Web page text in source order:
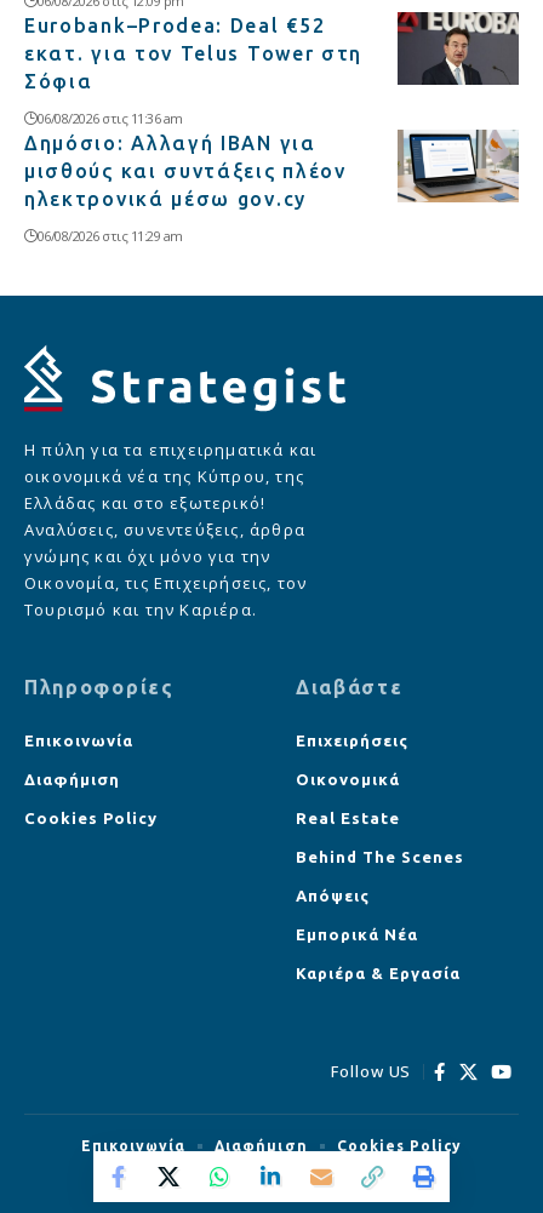
Eurobank–Prodea: Deal €52
εκατ. για τον Telus Tower στη
Σόφια
06/08/2026 στις 11:36 am
Δημόσιο: Αλλαγή IBAN για
μισθούς και συντάξεις πλέον
ηλεκτρονικά μέσω gov.cy
06/08/2026 στις 11:29 am
Η πύλη για τα επιχειρηματικά και
οικονομικά νέα της Κύπρου, της
Ελλάδας και στο εξωτερικό!
Αναλύσεις, συνεντεύξεις, άρθρα
γνώμης και όχι μόνο για την
Οικονομία, τις Επιχειρήσεις, τον
Τουρισμό και την Καριέρα.
Πληροφορίες
Επικοινωνία
Διαφήμιση
Cookies Policy
Διαβάστε
Επιχειρήσεις
Οικονομικά
Real Estate
Behind The Scenes
Απόψεις
Εμπορικά Νέα
Καριέρα & Εργασία
Follow US
© Strategist.cy All Rights Reserved.
Επικοινωνία Διαφήμιση Cookies Policy